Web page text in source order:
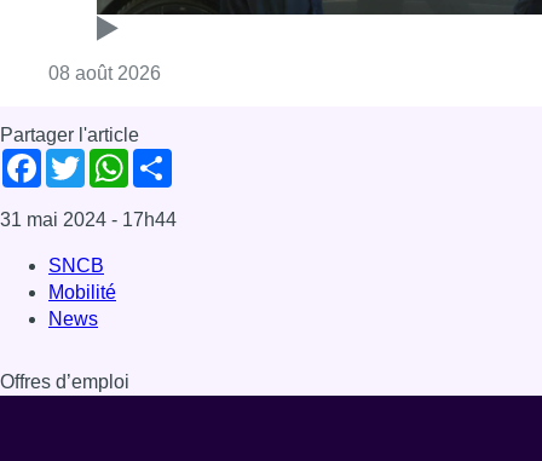
08 août 2026
Partager l'article
Facebook
TwitterWhatsApp
31 mai 2024 - 17h44
SNCB
Mobilité
News
Offres d’emploi